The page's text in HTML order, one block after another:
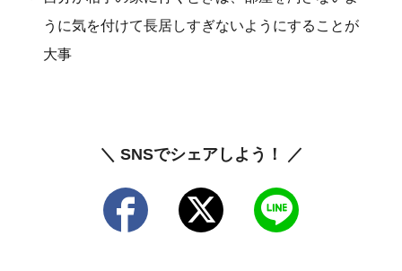
うに気を付けて長居しすぎないようにすることが
大事
＼ SNSでシェアしよう！ ／